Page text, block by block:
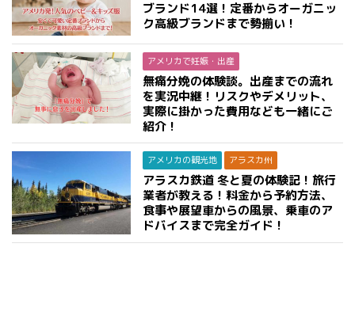
ブランド14選！定番からオーガニッ
ク高級ブランドまで勢揃い！
アメリカで妊娠・出産
無痛分娩の体験談。出産までの流れ
を実況中継！リスクやデメリット、
実際に掛かった費用なども一緒にご
紹介！
アメリカの観光地 アラスカ州
アラスカ鉄道 冬と夏の体験記！旅行
業者が教える！料金から予約方法、
食事や展望車からの風景、乗車のア
ドバイスまで完全ガイド！